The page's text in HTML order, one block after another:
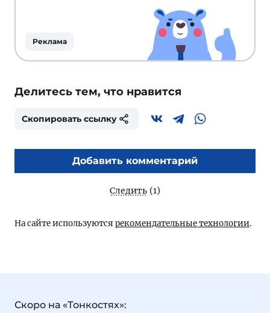
Реклама
Делитесь тем, что нравится
Скопировать ссылку
Добавить комментарий
Следить (1)
На сайте используются рекомендательные технологии.
Скоро на «Тонкостях»: